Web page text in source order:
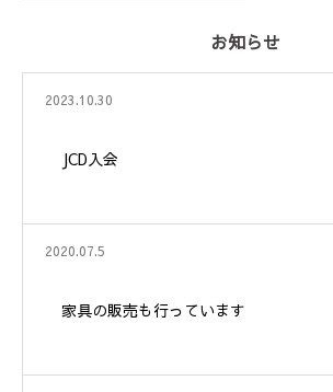
お知らせ
2023.10.30
JCD入会
2020.07.5
家具の販売も行っています